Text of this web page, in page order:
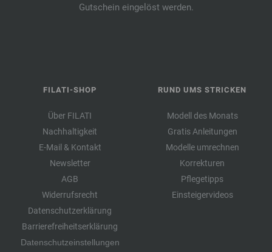
Gutschein eingelöst werden.
FILATI-SHOP
Über FILATI
Nachhaltigkeit
E-Mail & Kontakt
Newsletter
AGB
Widerrufsrecht
Datenschutzerklärung
Barrierefreiheitserklärung
Datenschutzeinstellungen
RUND UMS STRICKEN
Modell des Monats
Gratis Anleitungen
Modelle umrechnen
Korrekturen
Pflegetipps
Einsteigervideos